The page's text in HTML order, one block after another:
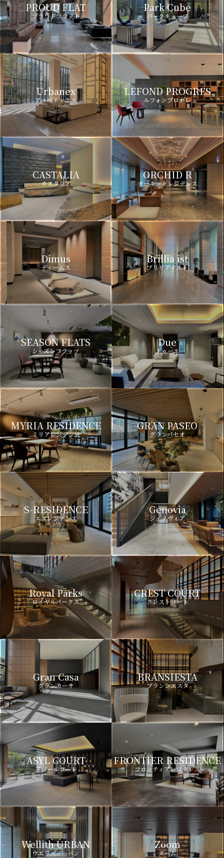
PROUD FLAT
プラウドフラット
Park Cube
パークキューブ
Urbanex
アーバネックス
LEFOND PROGRES
ルフォンプログレ
CASTALIA
カスタリア
ORCHID R
オーキッドレジデンス
Dimus
ディームス
Brillia ist
ブリリアイスト
SEASON FLATS
シーズンフラッツ
Due
ドゥーエ
MYRIA RESIDENCE
ミリアレジデンス
GRAN PASEO
グランパセオ
S-RESIDENCE
エスレジデンス
Genovia
ジェノヴィア
Royal Parks
ロイヤルパークス
CREST COURT
クレストコート
Gran Casa
グランカーサ
BRANSIESTA
ブランシエスタ
ASYL COURT
アジールコート
FRONTIER RESIDENCE
フロンティアレジデンス
Wellith URBAN
ウエリスアーバン
Zoom
ズーム